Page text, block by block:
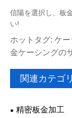
信陽を選択し、板
い!
ホットタグ: ケ
金ケーシングの
関連カテゴ
精密板金加工